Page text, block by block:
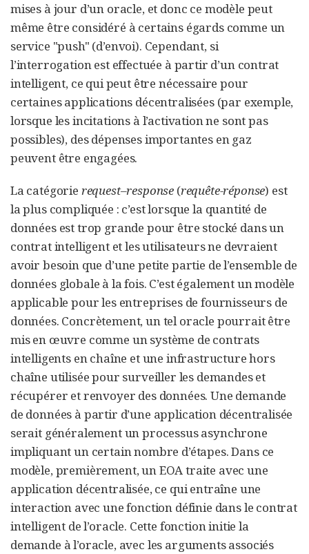
mises à jour d’un oracle, et donc ce modèle peut
même être considéré à certains égards comme un
service "push" (d’envoi). Cependant, si
l’interrogation est effectuée à partir d’un contrat
intelligent, ce qui peut être nécessaire pour
certaines applications décentralisées (par exemple,
lorsque les incitations à l’activation ne sont pas
possibles), des dépenses importantes en gaz
peuvent être engagées.
La catégorie request–response (requête-réponse) est
la plus compliquée : c’est lorsque la quantité de
données est trop grande pour être stocké dans un
contrat intelligent et les utilisateurs ne devraient
avoir besoin que d’une petite partie de l’ensemble de
données globale à la fois. C’est également un modèle
applicable pour les entreprises de fournisseurs de
données. Concrètement, un tel oracle pourrait être
mis en œuvre comme un système de contrats
intelligents en chaîne et une infrastructure hors
chaîne utilisée pour surveiller les demandes et
récupérer et renvoyer des données. Une demande
de données à partir d’une application décentralisée
serait généralement un processus asynchrone
impliquant un certain nombre d’étapes. Dans ce
modèle, premièrement, un EOA traite avec une
application décentralisée, ce qui entraîne une
interaction avec une fonction définie dans le contrat
intelligent de l’oracle. Cette fonction initie la
demande à l’oracle, avec les arguments associés